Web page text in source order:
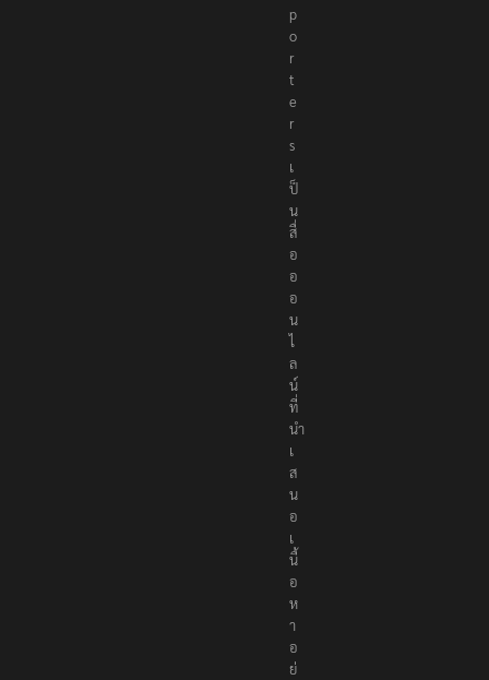
p
o
r
t
e
r
s
เ
ป็
น
สื่
อ
อ
อ
น
ไ
ล
น์
ที่
นำ
เ
ส
น
อ
เ
นื้
อ
ห
า
อ
ย่